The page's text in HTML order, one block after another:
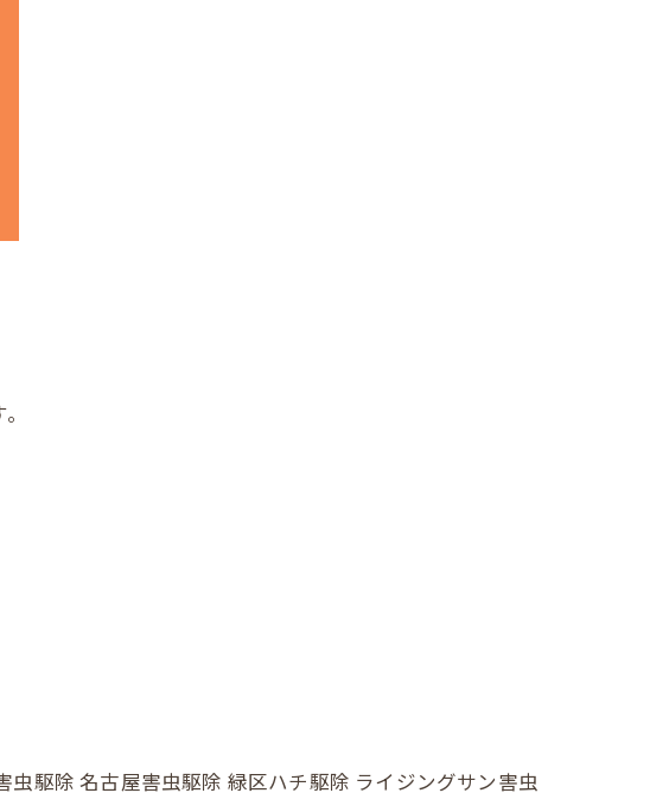
駆除 名古屋害虫駆除 緑区ハチ駆除 ライジングサン害虫